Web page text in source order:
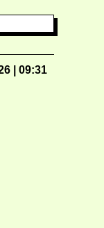
| 09:31